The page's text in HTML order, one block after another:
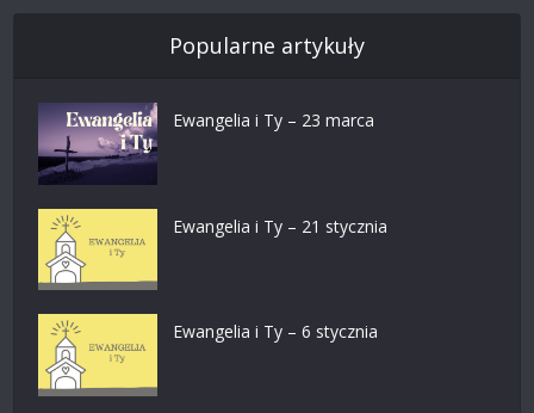
Popularne artykuły
Ewangelia i Ty – 23 marca
Ewangelia i Ty – 21 stycznia
Ewangelia i Ty – 6 stycznia